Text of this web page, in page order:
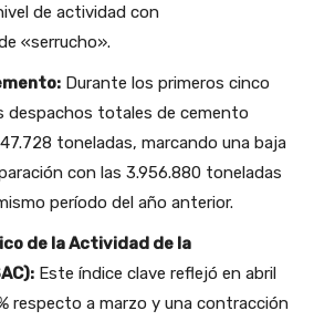
de actividad con
«serrucho».
Durante los primeros cinco
despachos totales de cemento
toneladas, marcando una baja
con las 3.956.880 toneladas
período del año anterior.
de la Actividad de la
Este índice clave reflejó en abril
respecto a marzo y una contracción